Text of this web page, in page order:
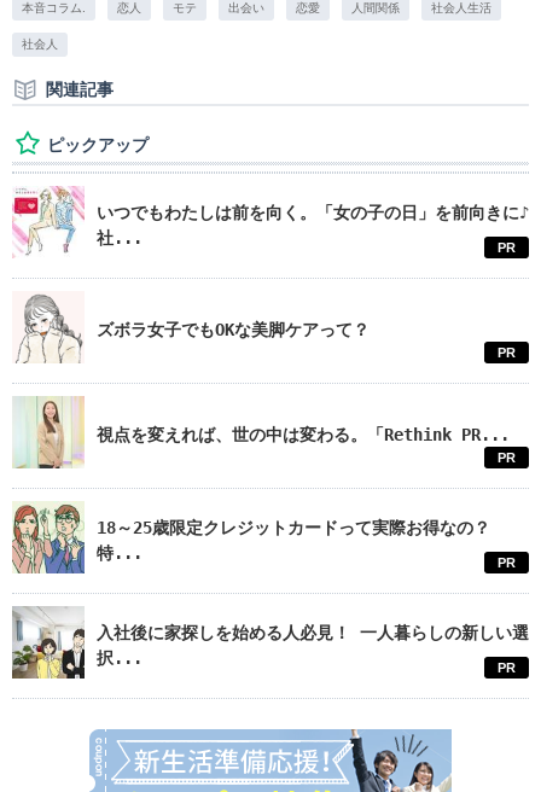
本音コラム. 恋人 モテ 出会い 恋愛 人間関係 社会人生活
社会人
関連記事
ピックアップ
いつでもわたしは前を向く。「女の子の日」を前向きに♪
社...
PR
ズボラ女子でもOKな美脚ケアって？
PR
視点を変えれば、世の中は変わる。「Rethink PR...
PR
18～25歳限定クレジットカードって実際お得なの？
特...
PR
入社後に家探しを始める人必見！ 一人暮らしの新しい選
択...
PR